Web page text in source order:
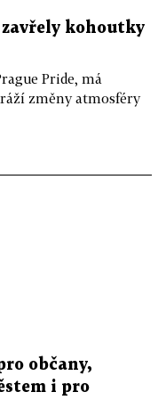
zavřely kohoutky
Pride, má
změny atmosféry
občany,
i pro